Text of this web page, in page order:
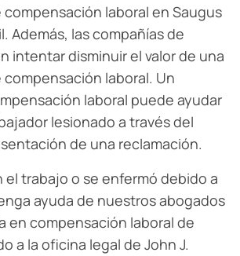
laboral en Saugus
Además, las compañías de
intentar disminuir el valor de una
laboral. Un
laboral puede ayudar
lesionado a través del
de una reclamación.
el trabajo o se enfermó debido a
ayuda de nuestros abogados
en compensación laboral de
a la oficina legal de John J.